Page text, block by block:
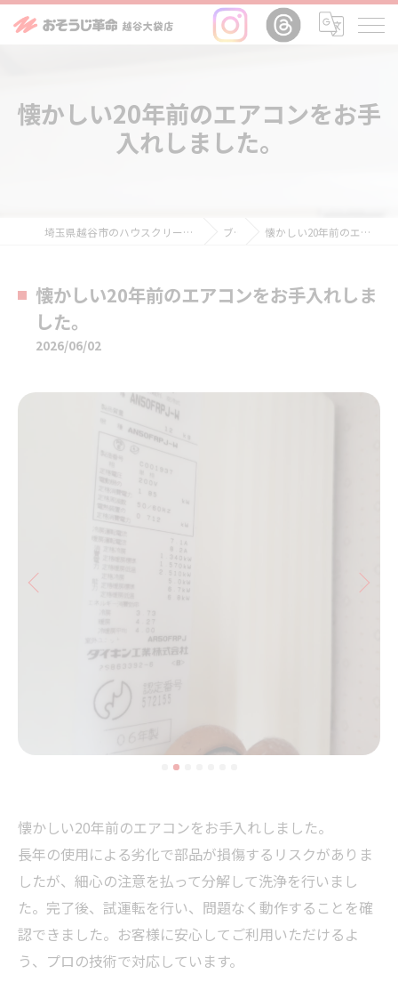
懐かしい20年前のエアコンをお手
入れしました。
埼玉県越谷市のハウスクリーニングならおそうじ革命越谷大袋店 ブログ 懐かしい20年前のエアコンをお手入れしました。
懐かしい20年前のエアコンをお手入れしま
した。
2026/06/02
懐かしい20年前のエアコンをお手入れしました。
長年の使用による劣化で部品が損傷するリスクがありま
したが、細心の注意を払って分解して洗浄を行いまし
た。完了後、試運転を行い、問題なく動作することを確
認できました。お客様に安心してご利用いただけるよ
う、プロの技術で対応しています。